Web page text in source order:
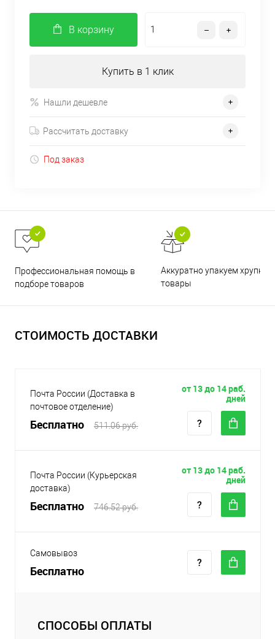
В корзину
Купить в 1 клик
Нашли дешевле
Рассчитать доставку
Под заказ
Профессиональная помощь в
подборе товаров
Аккуратно упакуем хрупкие
товары
СТОИМОСТЬ ДОСТАВКИ
Почта России (Доставка в
почтовое отделение)
Бесплатно 511.06 руб.
от 13 до 14 раб.
дней
Почта России (Курьерская
доставка)
Бесплатно 746.52 руб.
от 13 до 14 раб.
дней
Самовывоз
Бесплатно
СПОСОБЫ ОПЛАТЫ